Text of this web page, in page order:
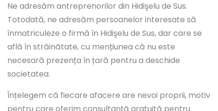
Ne adresăm antreprenorilor din Hidişelu de Sus.
Totodată, ne adresăm persoanelor interesate să
înmatriculeze o firmă în Hidişelu de Sus, dar care se
află în străinătate, cu mențiunea că nu este
necesară prezența în țară pentru a deschide
societatea.
Înțelegem că fiecare afacere are nevoi proprii, motiv